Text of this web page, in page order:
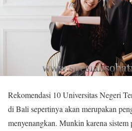
Rekomendasi 10 Universitas Negeri
di Bali sepertinya akan merupakan
menyenangkan. Munkin karena sistem